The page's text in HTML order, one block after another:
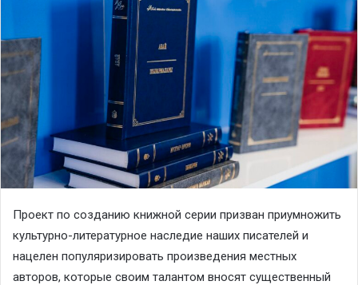
Проект по созданию книжной серии призван приумножить
культурно-литературное наследие наших писателей и
нацелен популяризировать произведения местных
авторов, которые своим талантом вносят существенный